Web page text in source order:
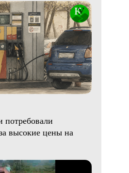
потребовали
высокие цены на